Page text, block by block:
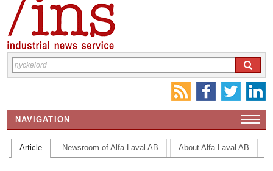
NAVIGATION
HEMSIDA
KONTAKTA OSS
Article Newsroom of Alfa Laval AB About Alfa Laval AB